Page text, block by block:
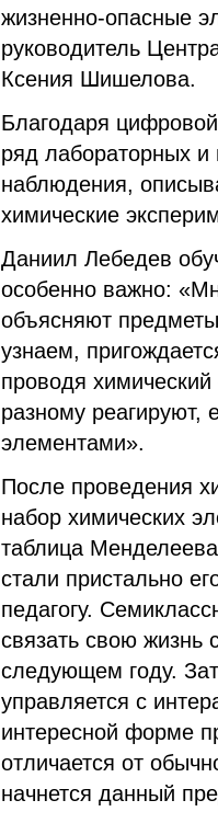
жизненно-опасные
руководитель
Ксения Шишелова.
Благодаря
ряд лабораторных и
наблюдения,
химические
Даниил Лебедев
особенно важно:
объясняют
узнаем,
проводя
разному реагируют,
элементами».
После проведения
набор химических
таблица
стали пристально
педагогу.
связать свою жизнь
следующем году.
управляется с
интересной форме
отличается от
начнется данный